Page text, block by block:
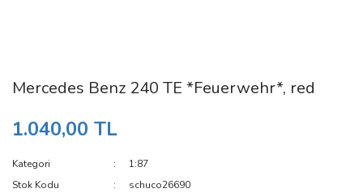
Mercedes Benz 240 TE *Feuerwehr*, red
1.040,00 TL
Kategori
1:87
Stok Kodu
schuco26690